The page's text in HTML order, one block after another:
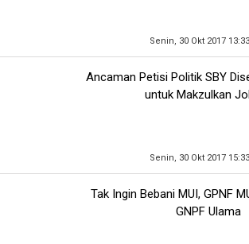
Senin, 30 Okt 2017
Ancaman Petisi Politik SBY
untuk Makzulkan
Senin, 30 Okt 2017
Tak Ingin Bebani MUI, GPNF
GNPF Ulama